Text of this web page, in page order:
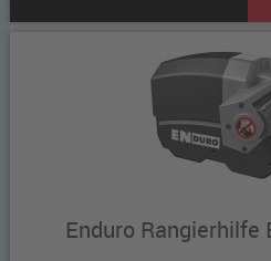
Enduro Rangierhilfe